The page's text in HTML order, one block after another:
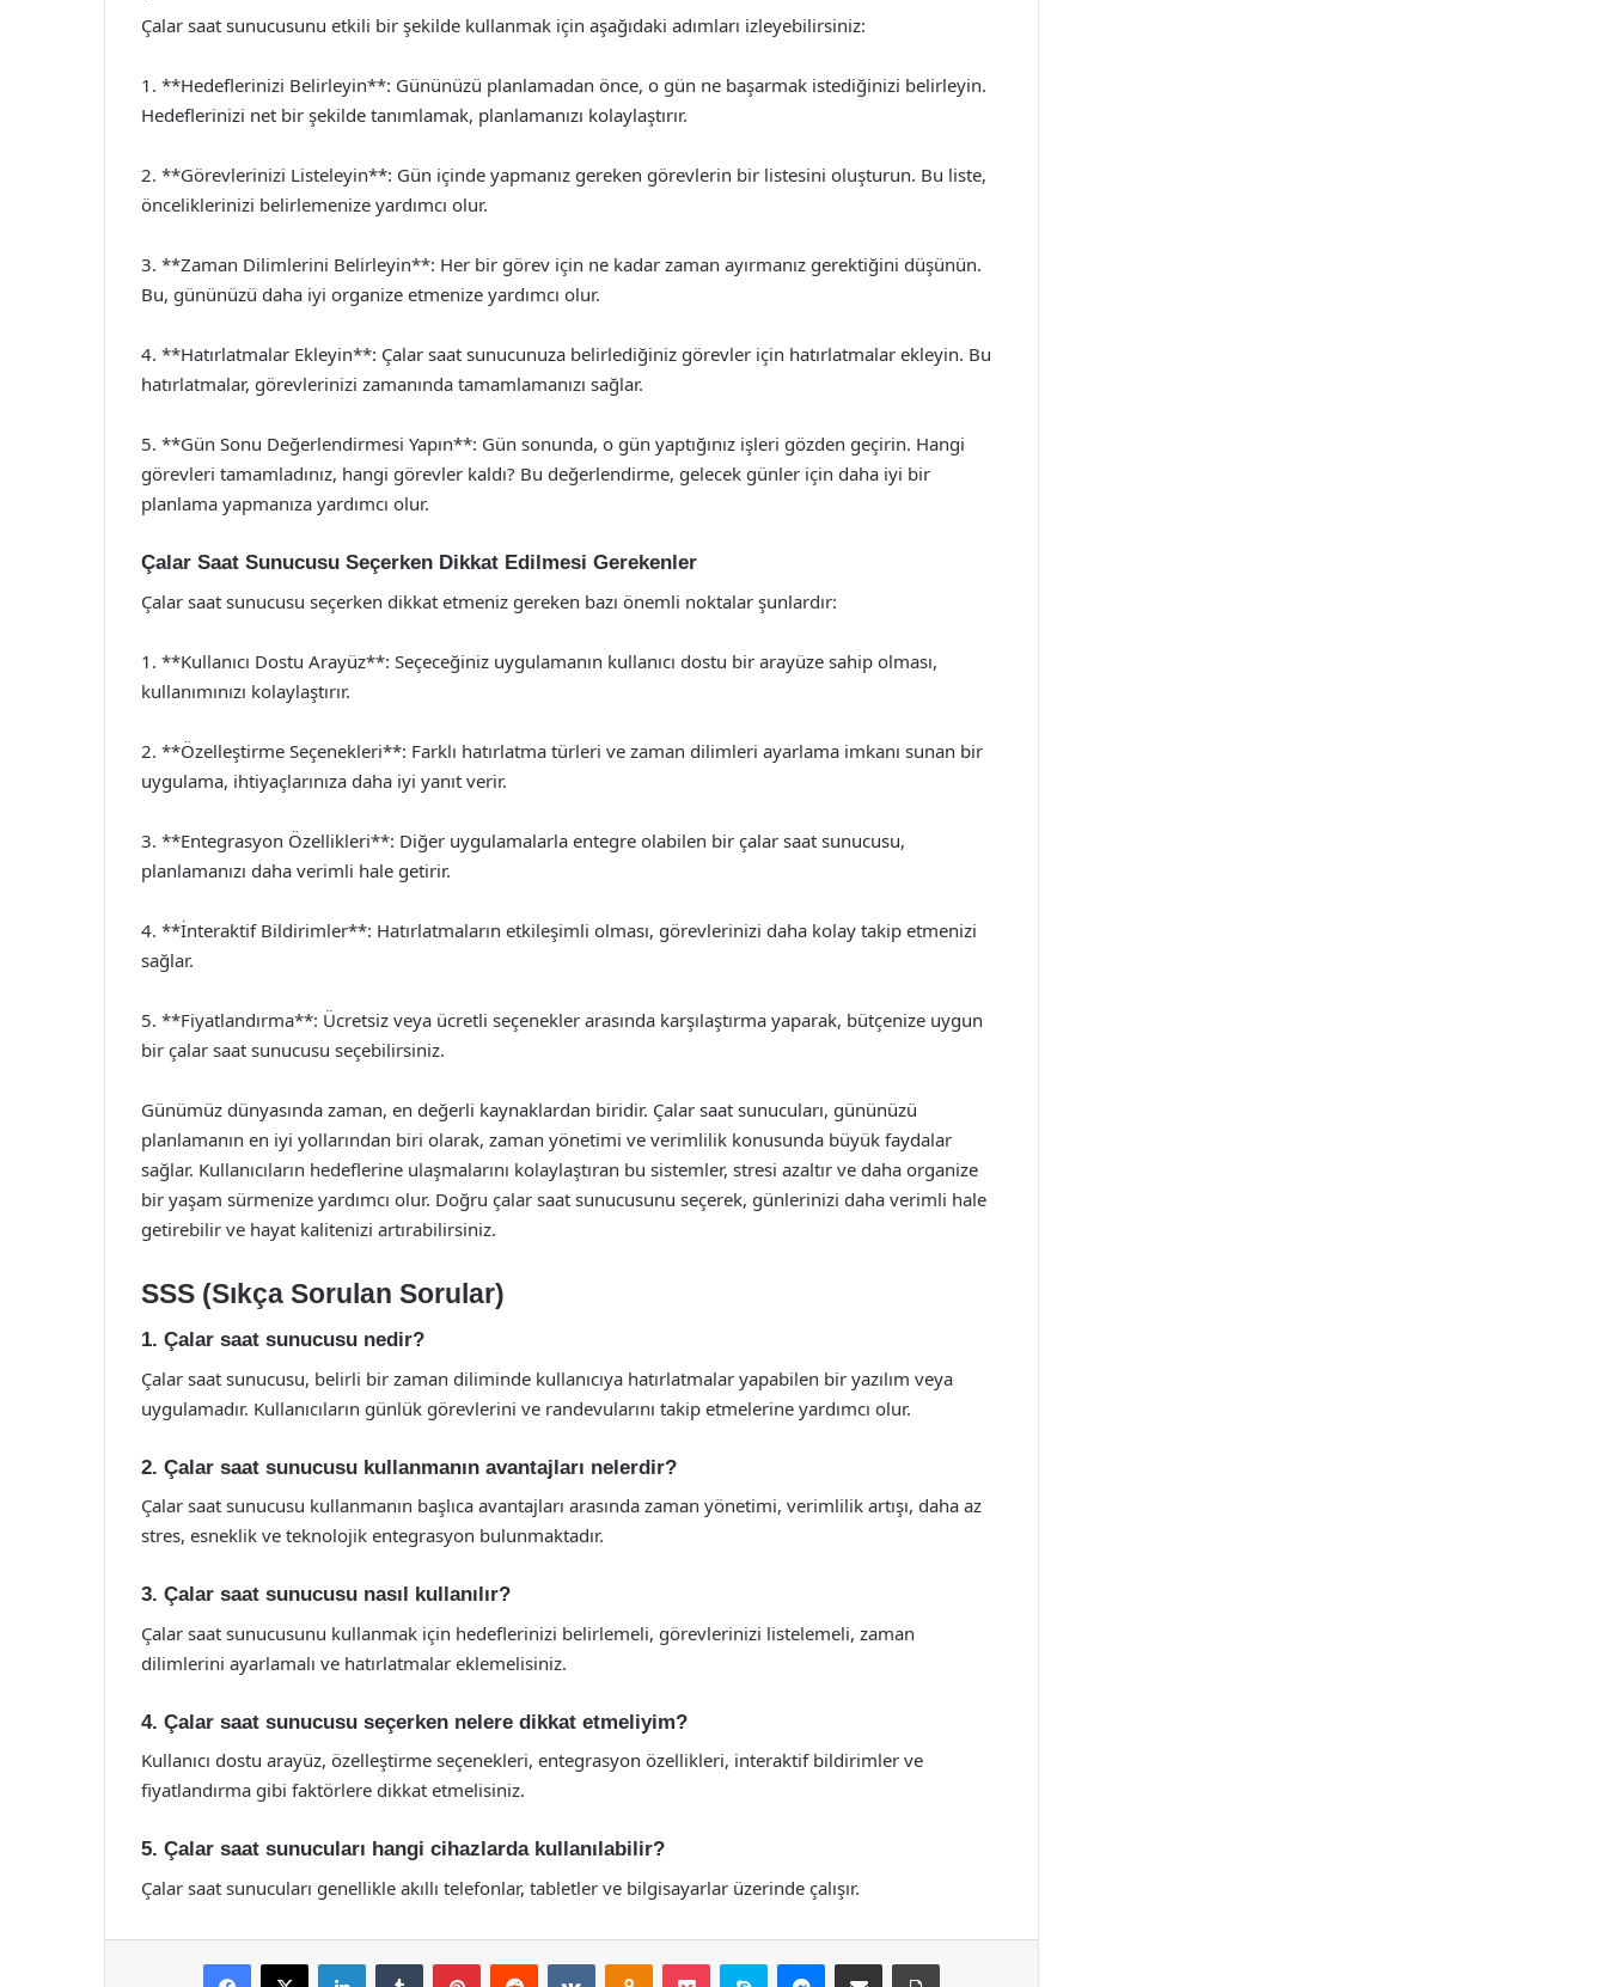
Çalar saat sunucusunu etkili bir şekilde kullanmak için aşağıdaki adımları izleyebilirsiniz:
1. **Hedeflerinizi Belirleyin**: Gününüzü planlamadan önce, o gün ne başarmak istediğinizi belirleyin.
Hedeflerinizi net bir şekilde tanımlamak, planlamanızı kolaylaştırır.
2. **Görevlerinizi Listeleyin**: Gün içinde yapmanız gereken görevlerin bir listesini oluşturun. Bu liste,
önceliklerinizi belirlemenize yardımcı olur.
3. **Zaman Dilimlerini Belirleyin**: Her bir görev için ne kadar zaman ayırmanız gerektiğini düşünün.
Bu, gününüzü daha iyi organize etmenize yardımcı olur.
4. **Hatırlatmalar Ekleyin**: Çalar saat sunucunuza belirlediğiniz görevler için hatırlatmalar ekleyin. Bu
hatırlatmalar, görevlerinizi zamanında tamamlamanızı sağlar.
5. **Gün Sonu Değerlendirmesi Yapın**: Gün sonunda, o gün yaptığınız işleri gözden geçirin. Hangi
görevleri tamamladınız, hangi görevler kaldı? Bu değerlendirme, gelecek günler için daha iyi bir
planlama yapmanıza yardımcı olur.
Çalar Saat Sunucusu Seçerken Dikkat Edilmesi Gerekenler
Çalar saat sunucusu seçerken dikkat etmeniz gereken bazı önemli noktalar şunlardır:
1. **Kullanıcı Dostu Arayüz**: Seçeceğiniz uygulamanın kullanıcı dostu bir arayüze sahip olması,
kullanımınızı kolaylaştırır.
2. **Özelleştirme Seçenekleri**: Farklı hatırlatma türleri ve zaman dilimleri ayarlama imkanı sunan bir
uygulama, ihtiyaçlarınıza daha iyi yanıt verir.
3. **Entegrasyon Özellikleri**: Diğer uygulamalarla entegre olabilen bir çalar saat sunucusu,
planlamanızı daha verimli hale getirir.
4. **İnteraktif Bildirimler**: Hatırlatmaların etkileşimli olması, görevlerinizi daha kolay takip etmenizi
sağlar.
5. **Fiyatlandırma**: Ücretsiz veya ücretli seçenekler arasında karşılaştırma yaparak, bütçenize uygun
bir çalar saat sunucusu seçebilirsiniz.
Günümüz dünyasında zaman, en değerli kaynaklardan biridir. Çalar saat sunucuları, gününüzü
planlamanın en iyi yollarından biri olarak, zaman yönetimi ve verimlilik konusunda büyük faydalar
sağlar. Kullanıcıların hedeflerine ulaşmalarını kolaylaştıran bu sistemler, stresi azaltır ve daha organize
bir yaşam sürmenize yardımcı olur. Doğru çalar saat sunucusunu seçerek, günlerinizi daha verimli hale
getirebilir ve hayat kalitenizi artırabilirsiniz.
SSS (Sıkça Sorulan Sorular)
1. Çalar saat sunucusu nedir?
Çalar saat sunucusu, belirli bir zaman diliminde kullanıcıya hatırlatmalar yapabilen bir yazılım veya
uygulamadır. Kullanıcıların günlük görevlerini ve randevularını takip etmelerine yardımcı olur.
2. Çalar saat sunucusu kullanmanın avantajları nelerdir?
Çalar saat sunucusu kullanmanın başlıca avantajları arasında zaman yönetimi, verimlilik artışı, daha az
stres, esneklik ve teknolojik entegrasyon bulunmaktadır.
3. Çalar saat sunucusu nasıl kullanılır?
Çalar saat sunucusunu kullanmak için hedeflerinizi belirlemeli, görevlerinizi listelemeli, zaman
dilimlerini ayarlamalı ve hatırlatmalar eklemelisiniz.
4. Çalar saat sunucusu seçerken nelere dikkat etmeliyim?
Kullanıcı dostu arayüz, özelleştirme seçenekleri, entegrasyon özellikleri, interaktif bildirimler ve
fiyatlandırma gibi faktörlere dikkat etmelisiniz.
5. Çalar saat sunucuları hangi cihazlarda kullanılabilir?
Çalar saat sunucuları genellikle akıllı telefonlar, tabletler ve bilgisayarlar üzerinde çalışır.
Facebook
X LinkedInTumblr PinterestReddit VKontakteOdnoklassniki
Pocket Skype Messenger
E-Posta ile paylaş Yazdır